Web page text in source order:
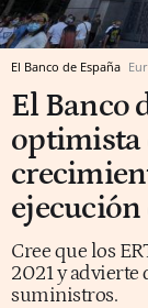
El Banco de España
El Banco
optimista
ejecución
Cree que los
2021 y advierte
suministros.